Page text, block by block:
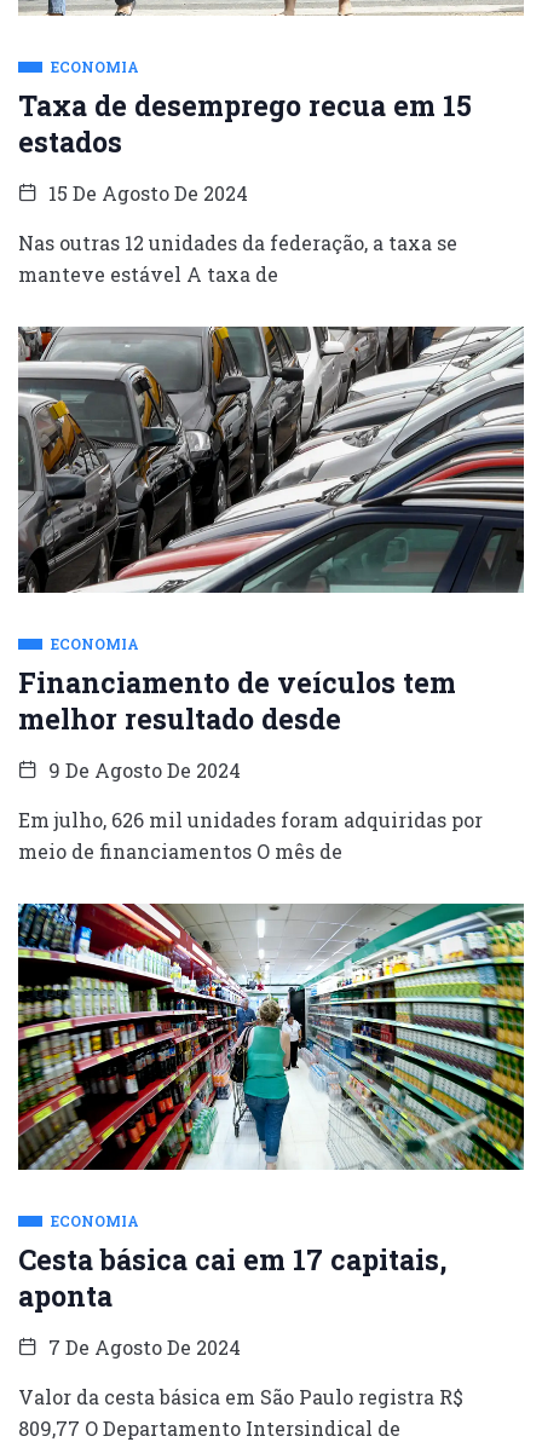
ECONOMIA
Taxa de desemprego recua em 15
estados
15 De Agosto De 2024
Nas outras 12 unidades da federação, a taxa se
manteve estável A taxa de
ECONOMIA
Financiamento de veículos tem
melhor resultado desde
9 De Agosto De 2024
Em julho, 626 mil unidades foram adquiridas por
meio de financiamentos O mês de
ECONOMIA
Cesta básica cai em 17 capitais,
aponta
7 De Agosto De 2024
Valor da cesta básica em São Paulo registra R$
809,77 O Departamento Intersindical de